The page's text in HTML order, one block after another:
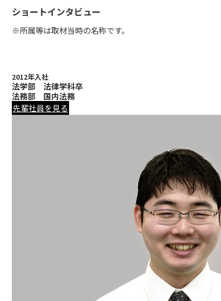
ショートインタビュー
※所属等は取材当時の名称です。
2012年入社
法学部 法律学科卒
法務部 国内法務
先輩社員を見る